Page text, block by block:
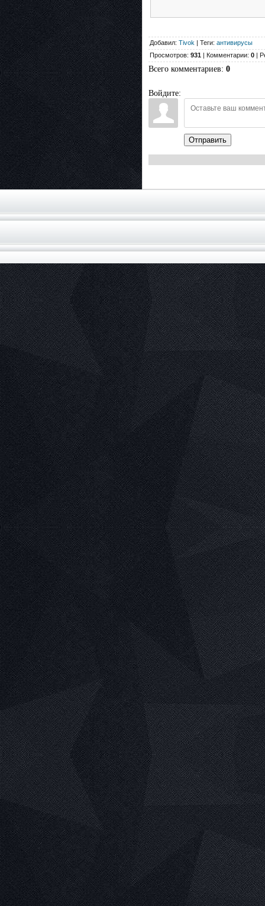
Добавил: Tivok | Теги: антивирусы
Просмотров: 931 | Комментарии: 0 |
Всего комментариев: 0
Войдите:
Отправить